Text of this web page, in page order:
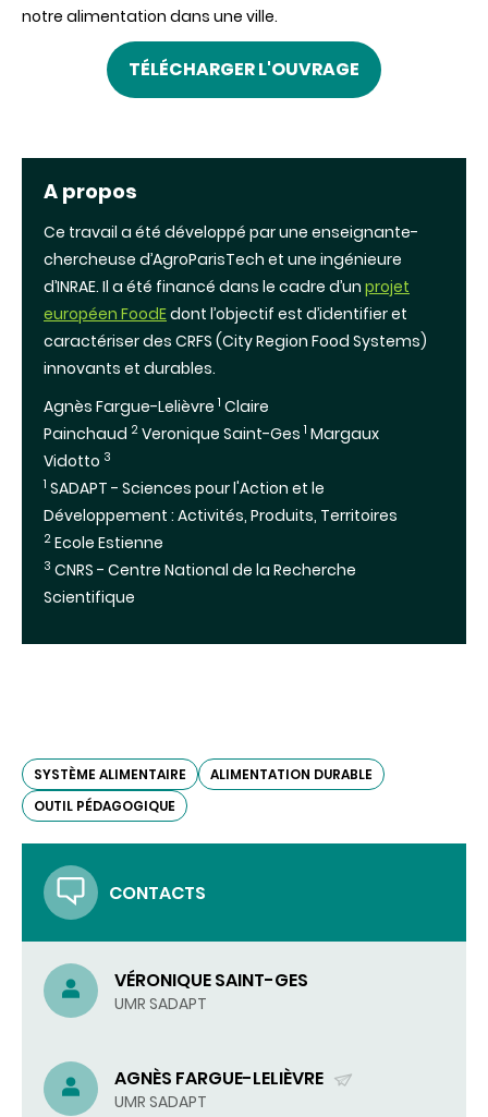
notre alimentation dans une ville.
TÉLÉCHARGER L'OUVRAGE
A propos
Ce travail a été développé par une enseignante-
chercheuse d’AgroParisTech et une ingénieure
d’INRAE. Il a été financé dans le cadre d’un projet
européen FoodEdont l’objectif est d’identifier et
caractériser des CRFS (City Region Food Systems)
innovants et durables.
Agnès Fargue-Lelièvre 1 Claire
Painchaud 2 Veronique Saint-Ges 1 Margaux
Vidotto 3
1 SADAPT - Sciences pour l'Action et le
Développement : Activités, Produits, Territoires
2 Ecole Estienne
3 CNRS - Centre National de la Recherche
Scientifique
SYSTÈME ALIMENTAIRE
ALIMENTATION DURABLE
OUTIL PÉDAGOGIQUE
CONTACTS
VÉRONIQUE SAINT-GES
UMR SADAPT
AGNÈS FARGUE-LELIÈVRE
(ENVOYER
UMR SADAPT